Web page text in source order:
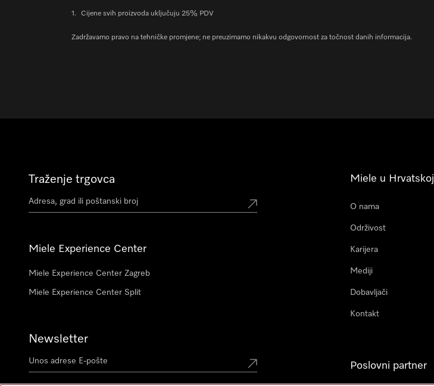
1. Cijene svih proizvoda uključuju 25% PDV
Zadržavamo pravo na tehničke promjene; ne preuzimamo nikakvu odgovornost za točnost danih informacija.
Traženje trgovca
Miele Experience Center
Miele Experience Center Zagreb
Miele Experience Center Split
Newsletter
Miele u Hrvatskoj
O nama
Održivost
Karijera
Mediji
Dobavljači
Kontakt
Poslovni partner